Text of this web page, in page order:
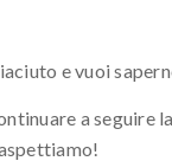
e vuoi
a seguire